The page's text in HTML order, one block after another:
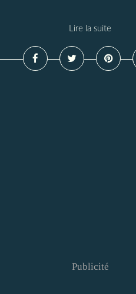
Lire la suite
Publicité